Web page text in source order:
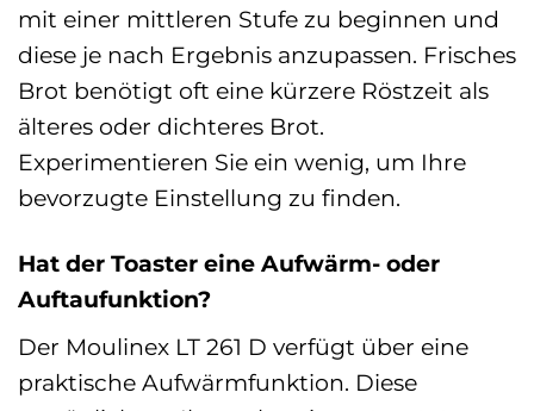
mit einer mittleren Stufe zu beginnen und
diese je nach Ergebnis anzupassen. Frisches
Brot benötigt oft eine kürzere Röstzeit als
älteres oder dichteres Brot.
Experimentieren Sie ein wenig, um Ihre
bevorzugte Einstellung zu finden.
Hat der Toaster eine Aufwärm- oder
Auftaufunktion?
Der Moulinex LT 261 D verfügt über eine
praktische Aufwärmfunktion. Diese